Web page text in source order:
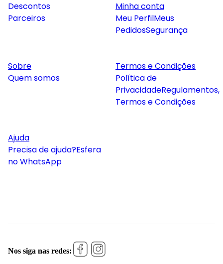
Descontos
Parceiros
Minha conta
Meu PerfilMeus
PedidosSegurança
Sobre
Quem somos
Termos e Condições
Política de
PrivacidadeRegulamentos,
Termos e Condições
Ajuda
Precisa de ajuda?Esfera
no WhatsApp
Nos siga nas redes: